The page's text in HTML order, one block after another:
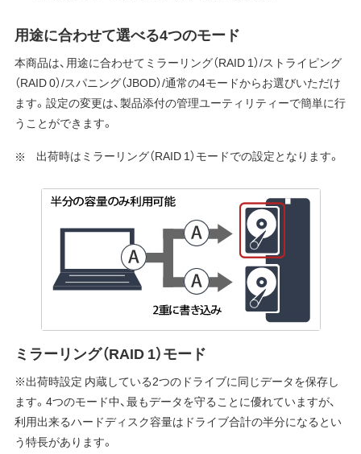
用途に合わせて選べる4つのモード
本商品は、用途に合わせてミラーリング（RAID 1）/ストライピング
（RAID 0）/スパニング（JBOD）/通常の4モードからお選びいただけ
ます。設定の変更は、製品添付の管理ユーティリティーで簡単に行
うことができます。
出荷時はミラーリング（RAID 1）モードでの設定となります。
ミラーリング（RAID 1）モード
※出荷時設定 内蔵している2つのドライブに同じデータを保存し
ます。4つのモード中、最もデータを守ることに優れていますが、
利用出来るハードディスク容量はドライブ合計の半分になるとい
う特長があります。